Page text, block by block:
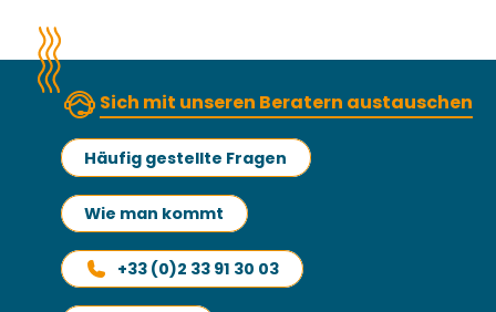
Sich mit unseren Beratern austauschen
Häufig gestellte Fragen
Wie man kommt
+33 (0)2 33 91 30 03